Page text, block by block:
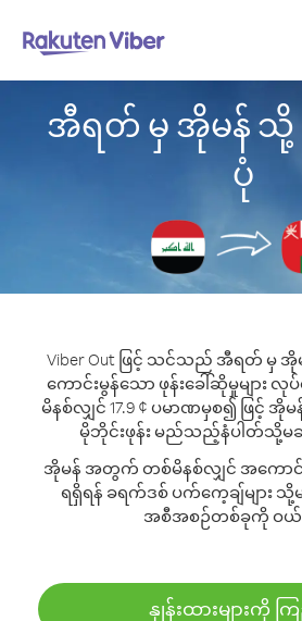
အီရတ် မှ အိုမန် သို့
ပုံ
Viber Out ဖြင့် သင်သည် အီရတ် မှ
ကောင်းမွန်သော ဖုန်းခေါ်ဆိုမှုများ
မိနစ်လျှင် 17.9 ¢ ပမာဏမှစ၍ ဖြင့် အို
မိုဘိုင်းဖုန်း မည်သည့်နံပါတ်သို့မဆို
အိုမန် အတွက် တစ်မိနစ်လျှင် အကောင်း
ရရှိရန် ခရက်ဒစ် ပက်ကေ့ချ်များ
အစီအစဉ်တစ်ခုကို ဝယ်
နှုန်းထားများကို က